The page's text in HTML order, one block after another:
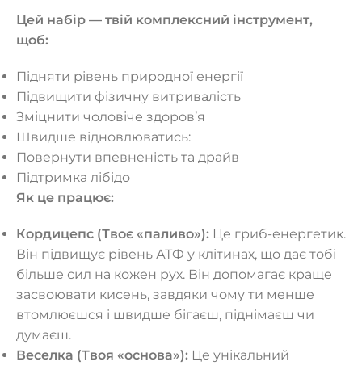
Цей набір — твій комплексний інструмент,
щоб:
Підняти рівень природної енергії
Підвищити фізичну витривалість
Зміцнити чоловіче здоров’я
Швидше відновлюватись:
Повернути впевненість та драйв
Підтримка лібідо
Як це працює:
Кордицепс (Твоє «паливо»): Це гриб-енергетик.
Він підвищує рівень АТФ у клітинах, що дає тобі
більше сил на кожен рух. Він допомагає краще
засвоювати кисень, завдяки чому ти менше
втомлюєшся і швидше бігаєш, піднімаєш чи
думаєш.
Веселка (Твоя «основа»): Це унікальний